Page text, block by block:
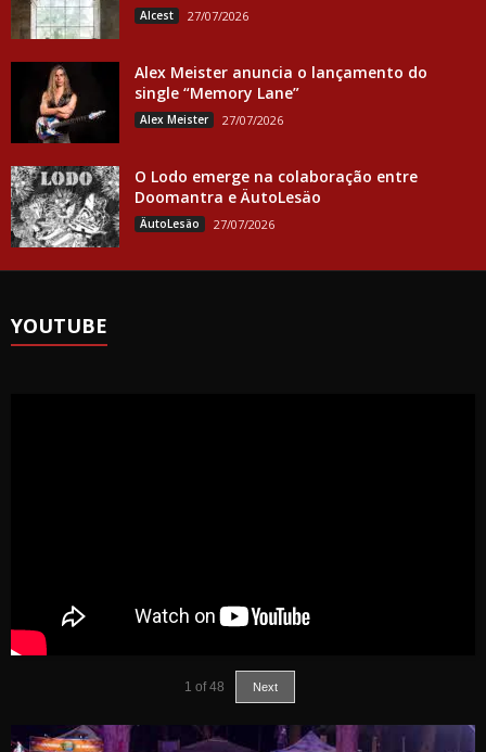
Alcest 27/07/2026
Alex Meister anuncia o lançamento do
single “Memory Lane”
Alex Meister 27/07/2026
O Lodo emerge na colaboração entre
Doomantra e ÄutoLesäo
ÄutoLesäo 27/07/2026
YOUTUBE
1 of 48 Next